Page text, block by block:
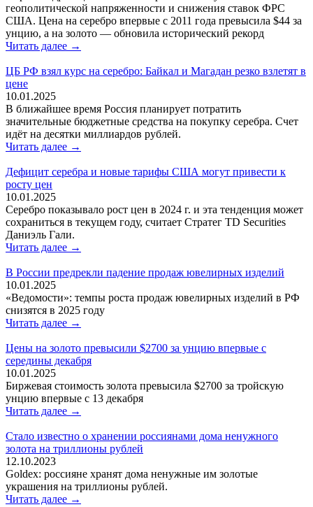
геополитической напряженности и снижения ставок ФРС
США. Цена на серебро впервые с 2011 года превысила $44 за
унцию, а на золото — обновила исторический рекорд
Читать далее →
ЦБ РФ взял курс на серебро: Байкал и Магадан резко взлетят в
цене
10.01.2025
В ближайшее время Россия планирует потратить
значительные бюджетные средства на покупку серебра. Счет
идёт на десятки миллиардов рублей.
Читать далее →
Дефицит серебра и новые тарифы США могут привести к
росту цен
10.01.2025
Серебро показывало рост цен в 2024 г. и эта тенденция может
сохраниться в текущем году, считает Стратег TD Securities
Даниэль Гали.
Читать далее →
В России предрекли падение продаж ювелирных изделий
10.01.2025
«Ведомости»: темпы роста продаж ювелирных изделий в РФ
снизятся в 2025 году
Читать далее →
Цены на золото превысили $2700 за унцию впервые с
середины декабря
10.01.2025
Биржевая стоимость золота превысила $2700 за тройскую
унцию впервые с 13 декабря
Читать далее →
Стало известно о хранении россиянами дома ненужного
золота на триллионы рублей
12.10.2023
Goldex: россияне хранят дома ненужные им золотые
украшения на триллионы рублей.
Читать далее →